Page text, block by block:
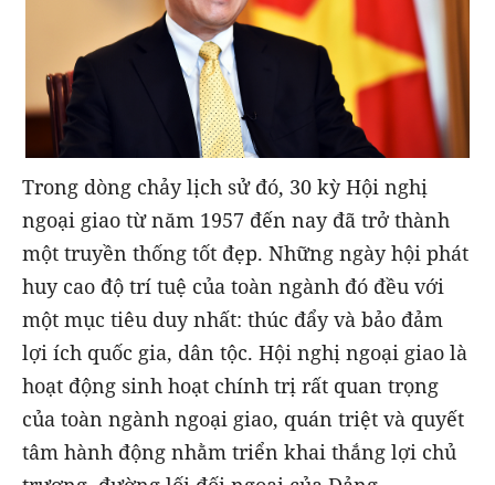
Trong dòng chảy lịch sử đó, 30 kỳ Hội nghị
ngoại giao từ năm 1957 đến nay đã trở thành
một truyền thống tốt đẹp. Những ngày hội phát
huy cao độ trí tuệ của toàn ngành đó đều với
một mục tiêu duy nhất: thúc đẩy và bảo đảm
lợi ích quốc gia, dân tộc. Hội nghị ngoại giao là
hoạt động sinh hoạt chính trị rất quan trọng
của toàn ngành ngoại giao, quán triệt và quyết
tâm hành động nhằm triển khai thắng lợi chủ